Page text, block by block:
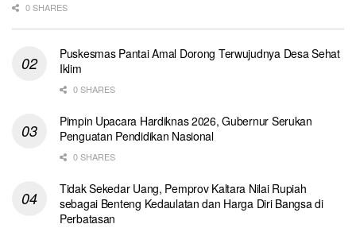
0 SHARES
Puskesmas Pantai Amal Dorong Terwujudnya Desa Sehat
Iklim
0 SHARES
Pimpin Upacara Hardiknas 2026, Gubernur Serukan
Penguatan Pendidikan Nasional
0 SHARES
Tidak Sekedar Uang, Pemprov Kaltara Nilai Rupiah
sebagai Benteng Kedaulatan dan Harga Diri Bangsa di
Perbatasan